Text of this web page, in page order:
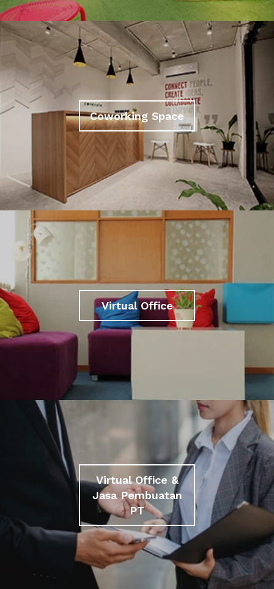
Coworking Space
Virtual Office
Virtual Office &
Jasa Pembuatan
PT